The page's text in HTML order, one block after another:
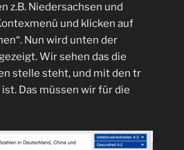
z.B. Niedersachsen und
und klicken auf
Nun wird unten der
Wir sehen das die
stelle steht, und mit den tr
Das müssen wir für die